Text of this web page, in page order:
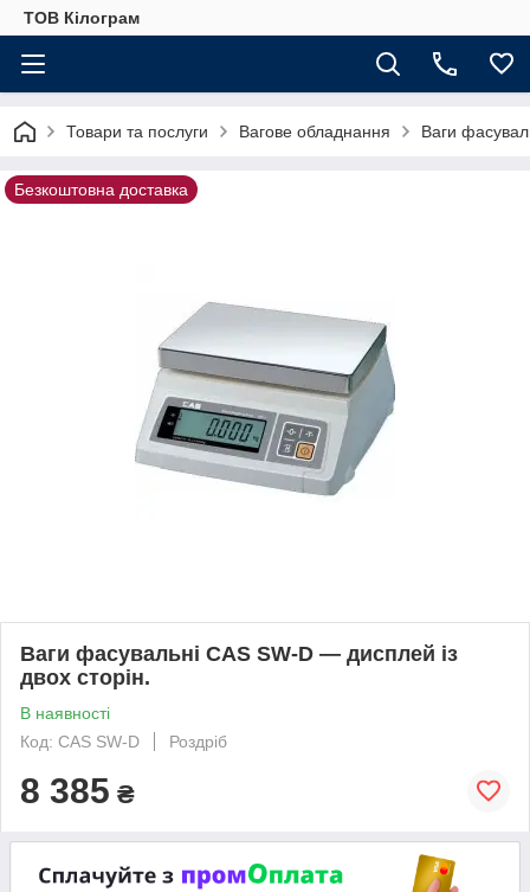
ТОВ Кілограм
Товари та послуги Вагове обладнання Ваги
Безкоштовна доставка
Ваги фасувальні CAS SW-D — дисплей із
двох сторін.
В наявності
Код: CAS SW-D
Роздріб
8 385 ₴